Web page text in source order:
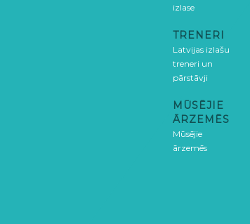
izlase
TRENERI
Latvijas izlašu
treneri un
pārstāvji
MŪSĒJIE
ĀRZEMĒS
Mūsējie
ārzemēs